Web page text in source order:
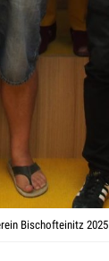
Bischofteinitz 2025